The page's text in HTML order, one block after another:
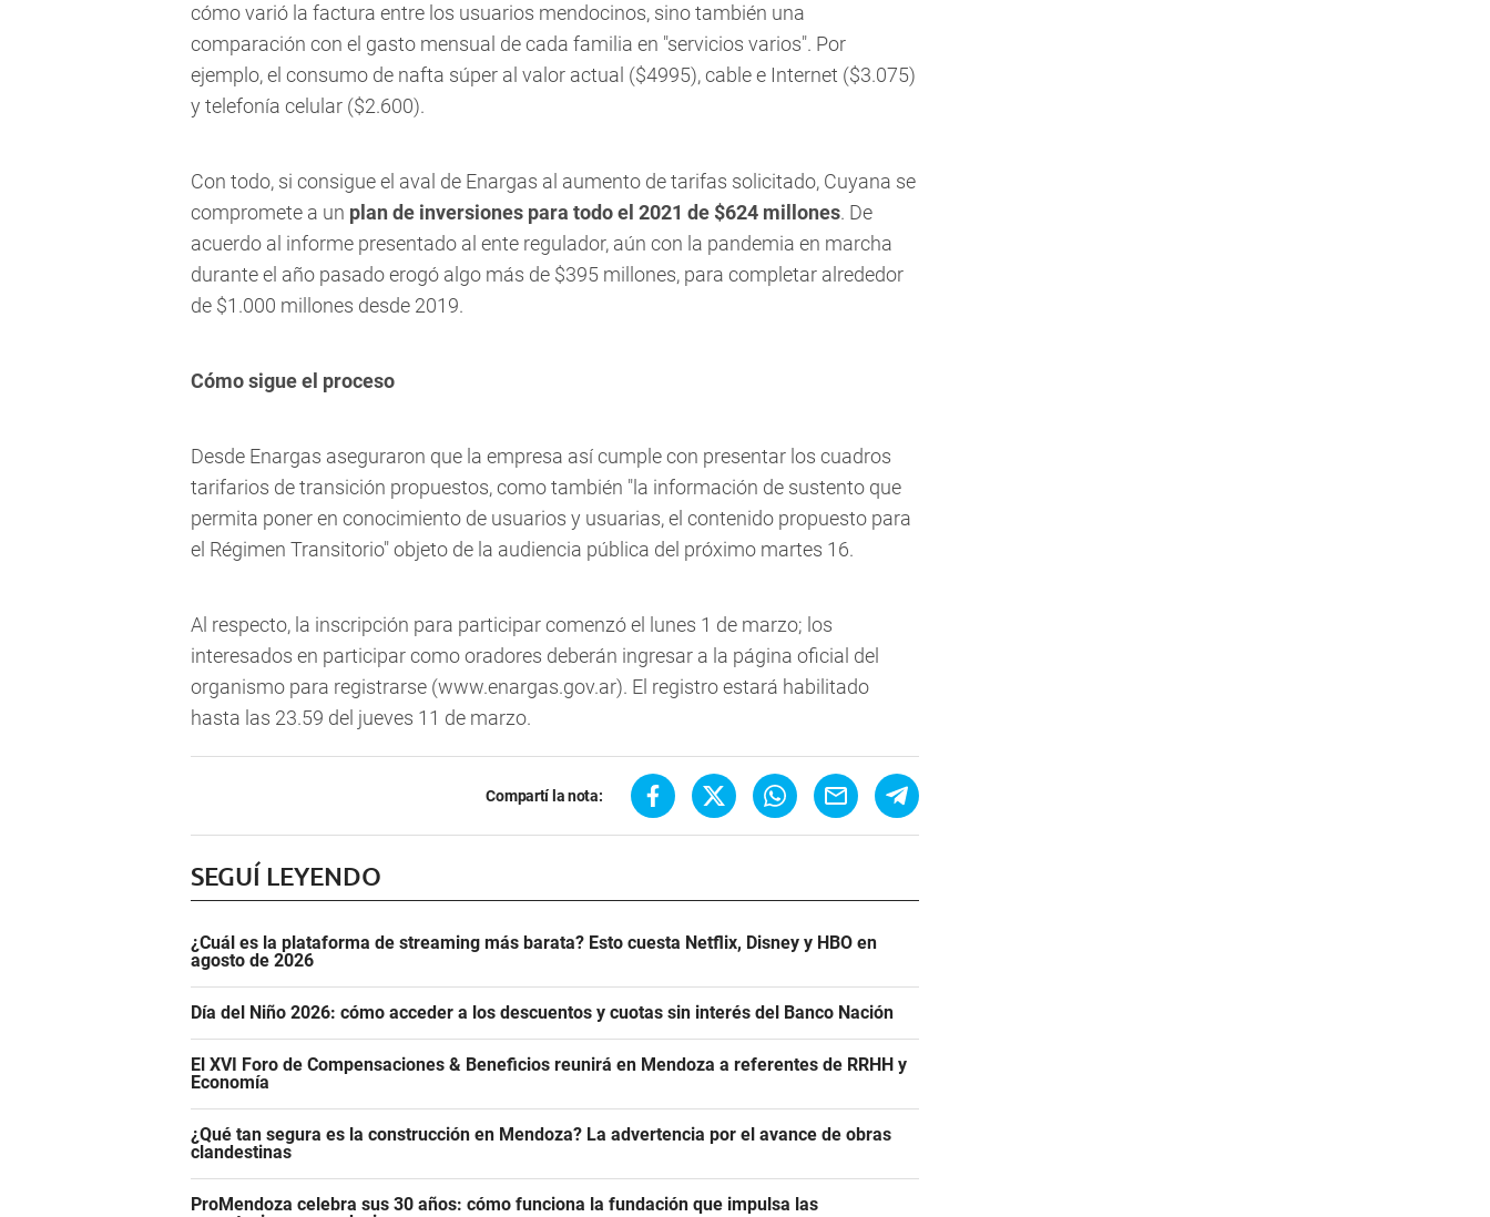
cómo varió la factura entre los usuarios mendocinos, sino también una
comparación con el gasto mensual de cada familia en "servicios varios". Por
ejemplo, el consumo de nafta súper al valor actual ($4995), cable e Internet ($3.075)
y telefonía celular ($2.600).
Con todo, si consigue el aval de Enargas al aumento de tarifas solicitado, Cuyana se
compromete a un plan de inversiones para todo el 2021 de $624 millones. De
acuerdo al informe presentado al ente regulador, aún con la pandemia en marcha
durante el año pasado erogó algo más de $395 millones, para completar alrededor
de $1.000 millones desde 2019.
Cómo sigue el proceso
Desde Enargas aseguraron que la empresa así cumple con presentar los cuadros
tarifarios de transición propuestos, como también "la información de sustento que
permita poner en conocimiento de usuarios y usuarias, el contenido propuesto para
el Régimen Transitorio" objeto de la audiencia pública del próximo martes 16.
Al respecto, la inscripción para participar comenzó el lunes 1 de marzo; los
interesados en participar como oradores deberán ingresar a la página oficial del
organismo para registrarse (www.enargas.gov.ar). El registro estará habilitado
hasta las 23.59 del jueves 11 de marzo.
Compartí la nota:
SEGUÍ LEYENDO
¿Cuál es la plataforma de streaming más barata? Esto cuesta Netflix, Disney y HBO en
agosto de 2026
Día del Niño 2026: cómo acceder a los descuentos y cuotas sin interés del Banco Nación
El XVI Foro de Compensaciones & Beneficios reunirá en Mendoza a referentes de RRHH y
Economía
¿Qué tan segura es la construcción en Mendoza? La advertencia por el avance de obras
clandestinas
ProMendoza celebra sus 30 años: cómo funciona la fundación que impulsa las